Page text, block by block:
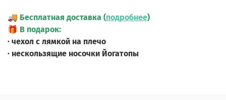
🚚 Бесплатная доставка (подробнее)
🎁 В подарок:
· чехол с лямкой на плечо
· нескользящие носочки Йогатопы